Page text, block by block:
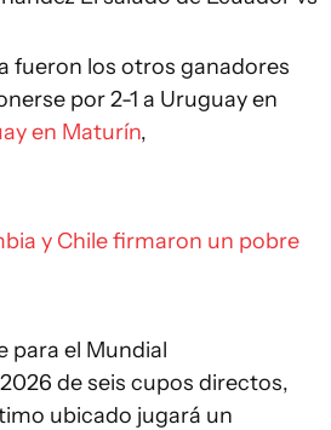
fueron los otros ganadores
por 2-1 a Uruguay en
en Maturín,
y Chile firmaron un pobre
para el Mundial
de seis cupos directos,
ubicado jugará un